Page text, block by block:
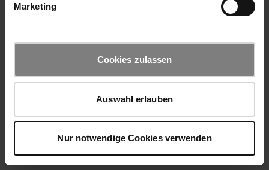
Marketing
Cookies zulassen
Auswahl erlauben
Nur notwendige Cookies verwenden